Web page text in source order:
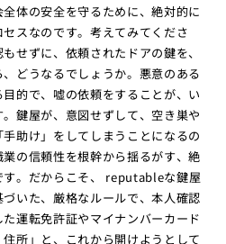
体の安全を守るために、絶対的に
スなのです。考えてみてくださ
せずに、依頼されたドアの鍵を、
どうなるでしょうか。悪意のある
的で、嘘の依頼をすることが、い
鍵屋が、意図せずして、空き巣や
助け」をしてしまうことになるの
の信頼性を根幹から揺るがす、絶
す。だからこそ、 reputableな鍵屋
いた、厳格なルールで、本人確認
運転免許証やマイナンバーカード
所」と、これから開けようとして